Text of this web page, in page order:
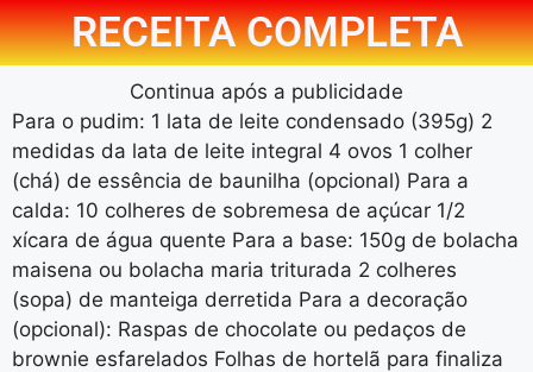
RECEITA COMPLETA
Continua após a publicidade
Para o pudim: 1 lata de leite condensado (395g) 2
medidas da lata de leite integral 4 ovos 1 colher
(chá) de essência de baunilha (opcional) Para a
calda: 10 colheres de sobremesa de açúcar 1/2
xícara de água quente Para a base: 150g de bolacha
maisena ou bolacha maria triturada 2 colheres
(sopa) de manteiga derretida Para a decoração
(opcional): Raspas de chocolate ou pedaços de
brownie esfarelados Folhas de hortelã para finaliza